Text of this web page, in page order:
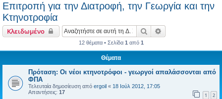
Επιτροπή για την Διατροφή, την Γεωργία και την
Κτηνοτροφία
Κλειδωμένο Αναζήτηση
12 θέματα • Σελίδα 1 από 1
Θέματα
Πρόταση: Οι νέοι κτηνοτρόφοι - γεωργοί απαλάσσονται από
ΦΠΑ
Τελευταία δημοσίευση από ergoil « 18 Ιούλ 2012, 17:05
Απαντήσεις: 17 1 2